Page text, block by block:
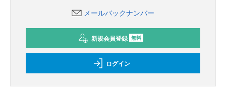
メールバックナンバー
新規会員登録 無料
ログイン